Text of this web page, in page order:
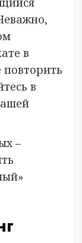
в
в
–